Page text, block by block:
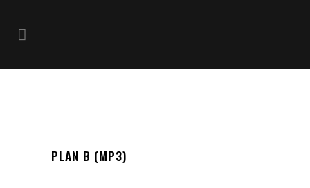
PLAN B (MP3)